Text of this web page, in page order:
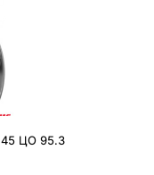
45 ЦО 95.3